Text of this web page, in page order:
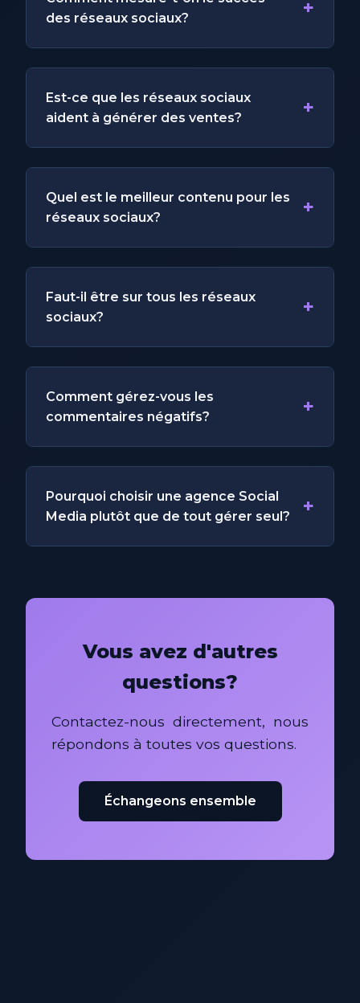
des réseaux sociaux?
+
Est-ce que les réseaux sociaux
aident à générer des ventes?
+
Quel est le meilleur contenu pour les
réseaux sociaux?
+
Faut-il être sur tous les réseaux
sociaux?
+
Comment gérez-vous les
commentaires négatifs?
+
Pourquoi choisir une agence Social
Media plutôt que de tout gérer seul?
+
Vous avez d'autres
questions?
Contactez-nous directement, nous
répondons à toutes vos questions.
Échangeons ensemble